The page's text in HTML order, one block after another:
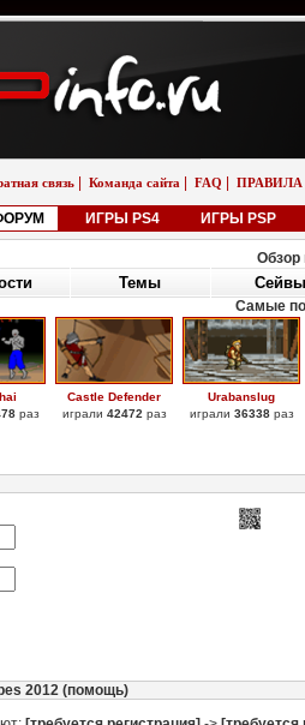
связь Команда сайта FAQ ПРАВИЛА
ИГРЫ PS4 ИГРЫ PSP
Обзор
Темы Сейвы
Самые
раз
Castle Defender
играли 42472 раз
Urabanslug
играли 36338раз
2012 (помощь)